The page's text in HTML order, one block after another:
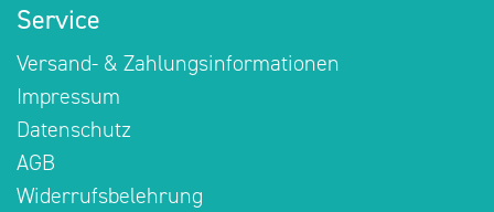
Service
Versand- & Zahlungsinformationen
Impressum
Datenschutz
AGB
Widerrufsbelehrung